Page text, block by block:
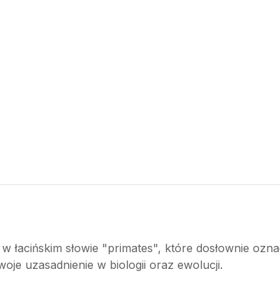
łacińskim słowie "primates", które dosłownie
uzasadnienie w biologii oraz ewolucji.